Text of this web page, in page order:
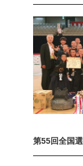
第55回全国